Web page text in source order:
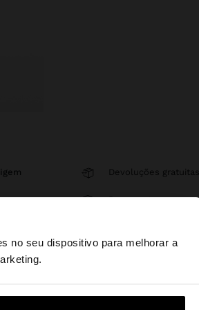
no seu dispositivo para melhorar a
United States?
Devoluções gratuitas
Pagamentos seguros